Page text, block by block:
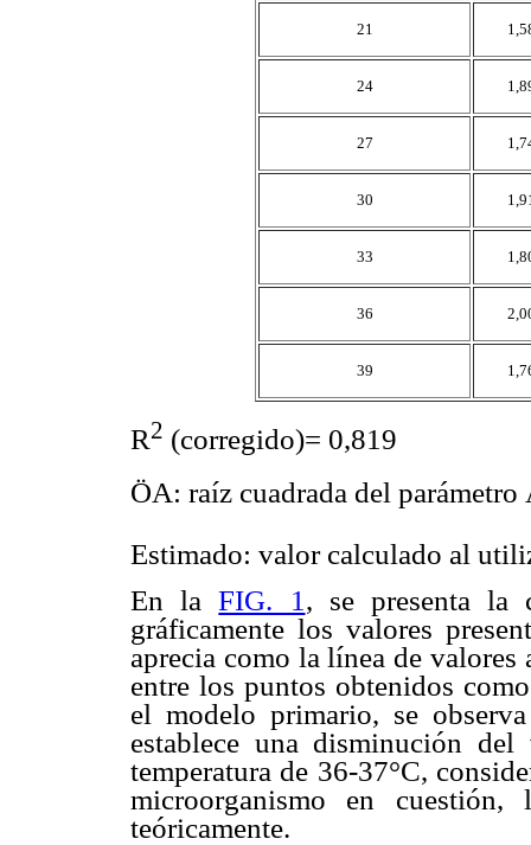
21
24
27
30
33
36
39
R2 (corregido)= 0,819
ÖA: raíz cuadrada del parámetro
Estimado: valor calculado al
En laFIG. 1 , se presenta la
gráficamente los valores
aprecia como la línea de valores
entre los puntos obtenidos como
el modelo primario, se
establece una disminución
temperatura de 36-37°C,
microorganismo en
teóricamente.